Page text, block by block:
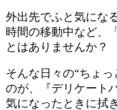
外出先でふと気にな
時間の移動中など、
とはありませんか？
そんな日々の“ちょ
のが、『デリケート
気になったときに拭